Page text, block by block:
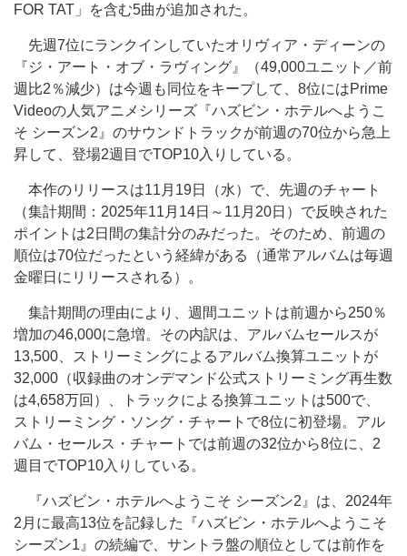
FOR TAT」を含む5曲が追加された。
先週7位にランクインしていたオリヴィア・ディーンの
『ジ・アート・オブ・ラヴィング』（49,000ユニット／前
週比2％減少）は今週も同位をキープして、8位にはPrime
Videoの人気アニメシリーズ『ハズビン・ホテルへようこ
そ シーズン2』のサウンドトラックが前週の70位から急上
昇して、登場2週目でTOP10入りしている。
本作のリリースは11月19日（水）で、先週のチャート
（集計期間：2025年11月14日～11月20日）で反映された
ポイントは2日間の集計分のみだった。そのため、前週の
順位は70位だったという経緯がある（通常アルバムは毎週
金曜日にリリースされる）。
集計期間の理由により、週間ユニットは前週から250％
増加の46,000に急増。その内訳は、アルバムセールスが
13,500、ストリーミングによるアルバム換算ユニットが
32,000（収録曲のオンデマンド公式ストリーミング再生数
は4,658万回）、トラックによる換算ユニットは500で、
ストリーミング・ソング・チャートで8位に初登場。アル
バム・セールス・チャートでは前週の32位から8位に、2
週目でTOP10入りしている。
『ハズビン・ホテルへようこそ シーズン2』は、2024年
2月に最高13位を記録した『ハズビン・ホテルへようこそ
シーズン1』の続編で、サントラ盤の順位としては前作を